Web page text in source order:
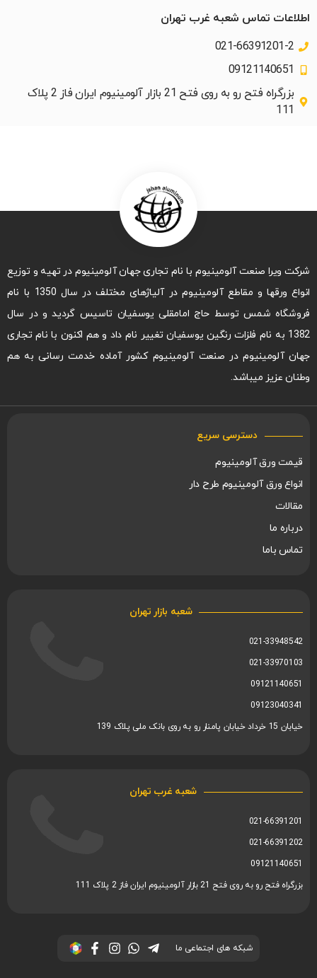
اطلاعات تماس شعبه غرب تهران
021-66391201-2
09121140651
بزرگراه فتح رو به روی فتح 21 بازار آلومینیوم ایران فاز 2 پلاک
111
شرکت ویرا صنعت آلومینیوم با نام تجاری جهان آلومینیوم در تهیه و توزیع
انواع ورقها و مقاطع آلومینیوم در آلیاژهای مختلف در سال 1350 با نام
فروشگاه شمس توسط حاج امامقلی یوسفیان تاسیس گردید و در سال
1382 به نام فلزات رنگین یوسفیان تغییر نام داد و هم اکنون با نام تجاری
جهان آلومینیوم در صنعت آلومینیوم کشور آماده خدمت رسانی به هم
وطنان عزیز میباشد.
دسترسی سریع
قیمت ورق آلومینیوم
انواع ورق آلومینیوم طرح دار
مقالات
درباره ما
تماس باما
شعبه بازار تهران
021-33948542
021-33970103
09121140651
09123040341
خیابان 15 خرداد خیابان پامنار رو به روی بانک ملی پلاک 139
شعبه غرب تهران
021-66391201
021-66391202
09121140651
بزرگراه فتح رو به روی فتح 21 بازار آلومینیوم ایران فاز 2 پلاک 111
شبکه های اجتماعی ما